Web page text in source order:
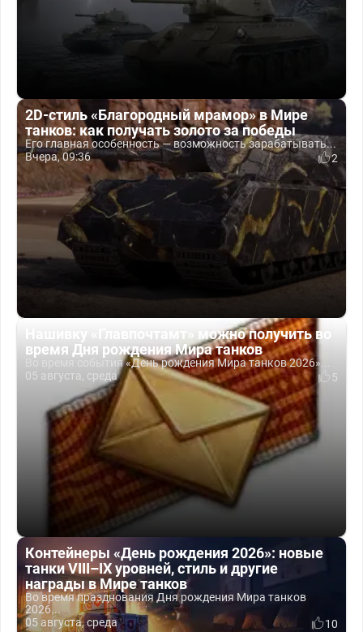
2D-стиль «Благородный мрамор» в Мире
танков: как получать золото за победы
Его главная особенность — возможность зарабатывать...
Вчера, 09:36
2
Нашивку «Главпочтамт» можно получить во
время Дня рождения Мира танков
Во время события «День рождения Мира танков 2026»...
05 августа, среда
5
Контейнеры «День рождения 2026»: новые
танки VIII–IX уровней, стиль и другие
награды в Мире танков
Во время празднования Дня рождения Мира танков
2026...
05 августа, среда
10